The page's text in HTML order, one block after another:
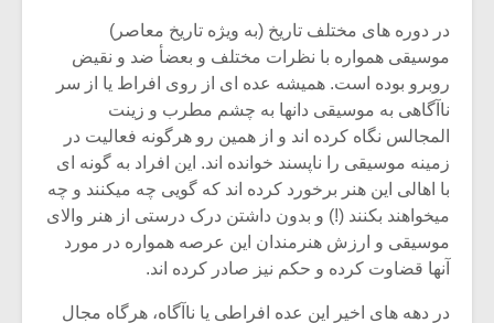
در دوره های مختلف تاریخ (به ویژه تاریخ معاصر)
موسیقی همواره با نظرات مختلف و بعضأ ضد و نقیض
روبرو بوده است. همیشه عده ای از روی افراط یا از سر
ناآگاهی به موسیقی دانها به چشم مطرب و زینت
المجالس نگاه کرده اند و از همین رو هرگونه فعالیت در
زمینه موسیقی را ناپسند خوانده اند. این افراد به گونه ای
با اهالی این هنر برخورد کرده اند که گویی چه میکنند و چه
میخواهند بکنند (!) و بدون داشتن درک درستی از هنر والای
موسیقی و ارزش هنرمندان این عرصه همواره در مورد
آنها قضاوت کرده و حکم نیز صادر کرده اند.
در دهه های اخیر این عده افراطی یا ناآگاه، هرگاه مجال